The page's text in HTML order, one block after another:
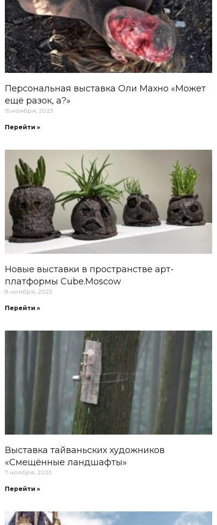
Персональная выставка Оли Махно «Может
ещё разок, а?»
15 ноября, 2023
Перейти »
Новые выставки в пространстве арт-
платформы Cube.Moscow
8 ноября, 2023
Перейти »
Выставка тайваньских художников
«Смещённые ландшафты»
7 ноября, 2023
Перейти »